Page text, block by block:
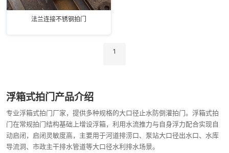
法兰连接不锈钢拍门
1
浮箱式拍门产品介绍
专业浮箱式拍门厂家，提供多种规格的大口径止水防倒灌拍门。浮箱式拍
门在常规拍门结构基础上增设浮箱，利用水流推力与自身浮力配合实现自
动启闭，启闭灵敏度高，主要用于河道排涝口、泵站大口径出水口、水库
导流洞、市政主干排水管道等大口径水利排水场景。